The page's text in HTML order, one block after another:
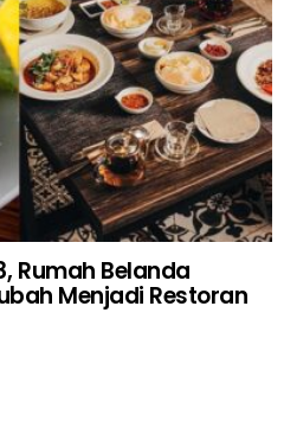
Rumah Belanda
Menjadi Restoran